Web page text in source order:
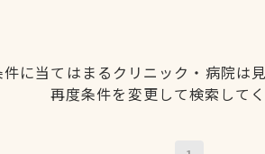
に当てはまるクリニック・病院は
再度条件を変更して検索してく